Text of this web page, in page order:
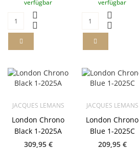
verfügbar verfügbar
JACQUES LEMANS
London Chrono
Black 1-2025A
309,95 €
JACQUES LEMANS
London Chrono
Blue 1-2025C
209,95 €